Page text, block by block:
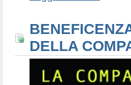
DELLA